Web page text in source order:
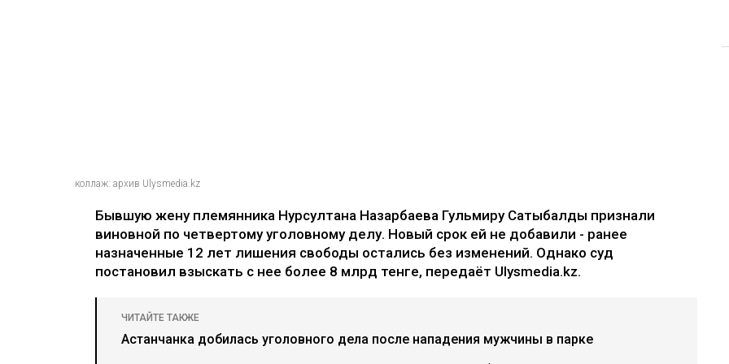
коллаж: архив Ulysmedia.kz
Бывшую жену племянника Нурсултана Назарбаева Гульмиру Сатыбалды признали
виновной по четвертому уголовному делу. Новый срок ей не добавили - ранее
назначенные 12 лет лишения свободы остались без изменений. Однако суд
постановил взыскать с нее более 8 млрд тенге, передаёт Ulysmedia.kz.
ЧИТАЙТЕ ТАКЖЕ
Астанчанка добилась уголовного дела после нападения мужчины в парке